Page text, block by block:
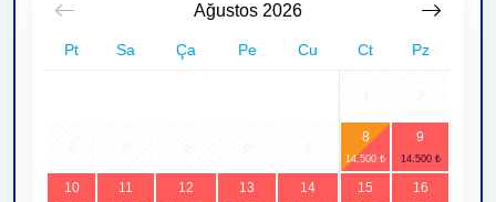
Ağustos 2026
Pt Sa Ça Pe Cu Ct Pz
8 9
10 11 12 13 14 15 16